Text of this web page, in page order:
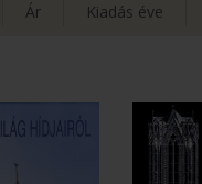
Ár Kiadás éve